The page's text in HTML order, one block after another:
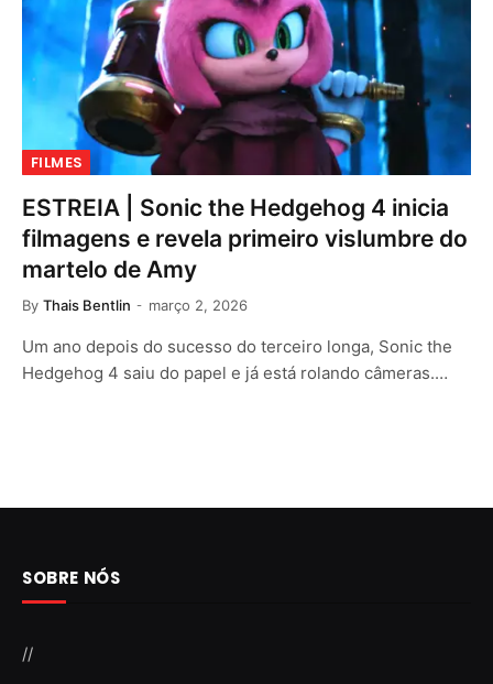
FILMES
ESTREIA | Sonic the Hedgehog 4 inicia
filmagens e revela primeiro vislumbre do
martelo de Amy
By Thais Bentlin março 2, 2026
Um ano depois do sucesso do terceiro longa, Sonic the
Hedgehog 4 saiu do papel e já está rolando câmeras.…
SOBRE NÓS
//